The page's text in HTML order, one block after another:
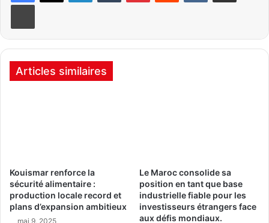
Articles similaires
Kouismar renforce la
sécurité alimentaire :
production locale record et
plans d’expansion ambitieux
mai 9, 2025
Le Maroc consolide sa
position en tant que base
industrielle fiable pour les
investisseurs étrangers face
aux défis mondiaux.